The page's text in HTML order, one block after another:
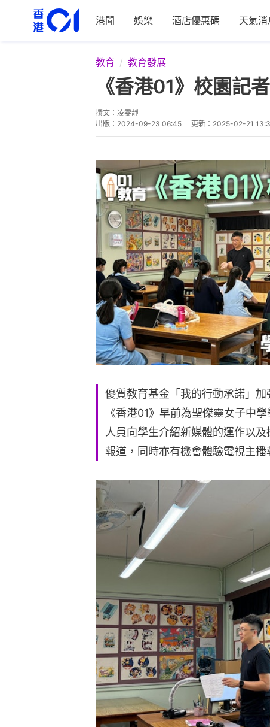
港聞 娛樂 酒店優惠碼 天氣消
教育 教育發展
《香港01》校園
撰文： 凌雯靜
出版： 2024-09-23 06:45 更新： 2025-02-21
優質教育基金「我的行動承諾」
《香港01》早前為聖傑靈女子中
人員向學生介紹新媒體的運作以
報道，同時亦有機會體驗電視主播